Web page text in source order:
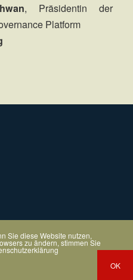
, Präsidentin der
Platform
Sie diese Website nutzen,
zu ändern, stimmen Sie
OK